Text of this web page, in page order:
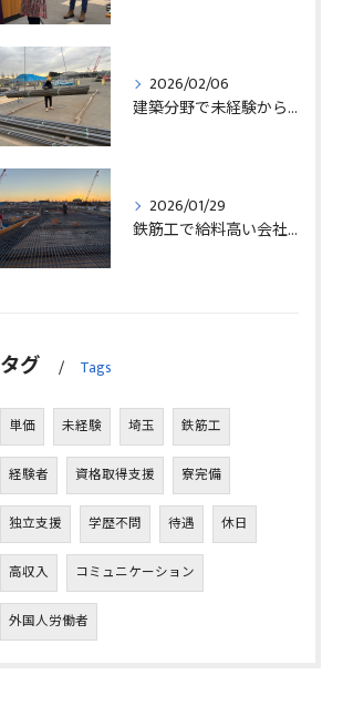
2026/02/06
建築分野で未経験から始める求人探しと三郷市で正社員就職の秘訣
2026/01/29
鉄筋工で給料高い会社に転職したリアルなインタビュー事例を埼玉県三郷市で解説
タグ Tags
単価 未経験 埼玉 鉄筋工
経験者 資格取得支援 寮完備
独立支援 学歴不問 待遇 休日
高収入 コミュニケーション
外国人労働者